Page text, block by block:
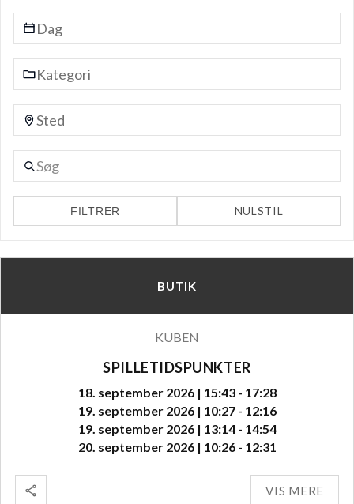
FILTRER NULSTIL
BUTIK
KUBEN
SPILLETIDSPUNKTER
18. september 2026 | 15:43 - 17:28
19. september 2026 | 10:27 - 12:16
19. september 2026 | 13:14 - 14:54
20. september 2026 | 10:26 - 12:31
VIS MERE